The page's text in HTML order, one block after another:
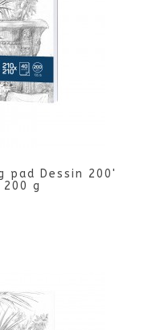
pad Dessin 200'
g